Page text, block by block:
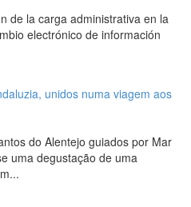
de la carga administrativa en la
electrónico de información
unidos numa viagem aos
do Alentejo guiados por Mar
uma degustação de uma